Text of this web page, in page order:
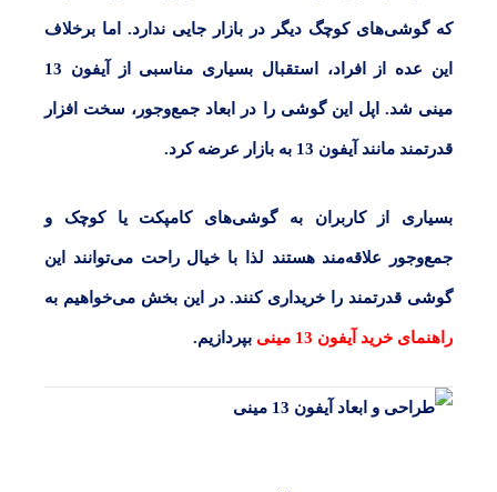
که گوشی‌های کوچگ دیگر در بازار جایی ندارد. اما برخلاف
این عده از افراد، استقبال بسیاری مناسبی از آیفون 13
مینی شد. اپل این گوشی را در ابعاد جمع‌و‌جور، سخت افزار
قدرتمند مانند آیفون 13 به بازار عرضه کرد.
بسیاری از کاربران به گوشی‌های کامپکت یا کوچک و
جمع‌وجور علاقه‌مند هستند لذا با خیال راحت می‌توانند این
گوشی قدرتمند را خریداری کنند. در این بخش می‌خواهیم به
راهنمای خرید آیفون 13 مینی بپردازیم.